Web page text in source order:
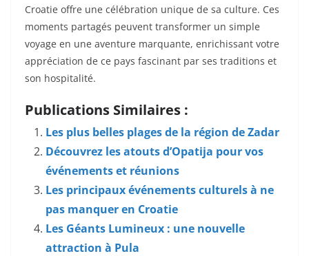
Croatie offre une célébration unique de sa culture. Ces
moments partagés peuvent transformer un simple
voyage en une aventure marquante, enrichissant votre
appréciation de ce pays fascinant par ses traditions et
son hospitalité.
Publications Similaires :
Les plus belles plages de la région de Zadar
Découvrez les atouts d’Opatija pour vos
événements et réunions
Les principaux événements culturels à ne
pas manquer en Croatie
Les Géants Lumineux : une nouvelle
attraction à Pula